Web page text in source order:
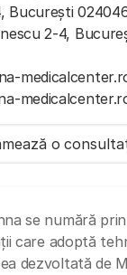
București
2-4,
o
se numără
care adoptă
dezvoltată de